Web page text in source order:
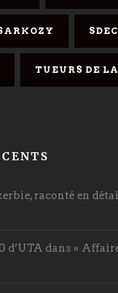
TUEURS DE
raconté en
d’UTA dans «